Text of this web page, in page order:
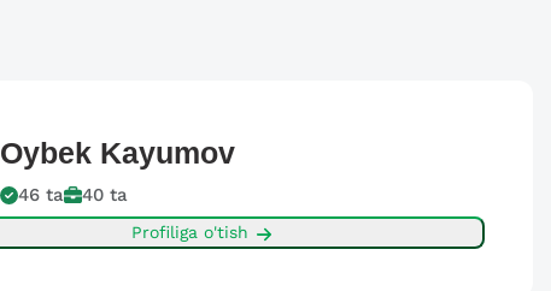
Oybek Kayumov
46 ta 40 ta
Profiliga o'tish